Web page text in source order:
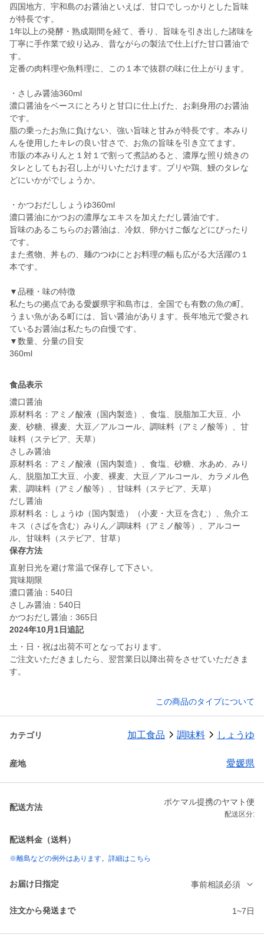
四国地方、宇和島のお醤油といえば、甘口でしっかりとした旨味
が特長です。
1年以上の発酵・熟成期間を経て、香り、旨味を引き出した諸味を
丁寧に手作業で絞り込み、昔ながらの製法で仕上げた甘口醤油で
す。
定番の肉料理や魚料理に、この１本で抜群の味に仕上がります。
・さしみ醤油360ml
濃口醤油をベースにとろりと甘口に仕上げた、お刺身用のお醤油
です。
脂の乗ったお魚に負けない、強い旨味と甘みが特長です。本みり
んを使用したキレの良い甘さで、お魚の旨味を引き立てます。
市販の本みりんと１対１で割って煮詰めると、濃厚な照り焼きの
タレとしてもお召し上がりいただけます。ブリや鶏、鰻のタレな
どにいかがでしょうか。
・かつおだししょうゆ360ml
濃口醤油にかつおの濃厚なエキスを加えただし醤油です。
旨味のあるこちらのお醤油は、冷奴、卵かけご飯などにぴったり
です。
また煮物、丼もの、麺のつゆにとお料理の幅も広がる大活躍の１
本です。
▼品種・味の特徴
私たちの拠点である愛媛県宇和島市は、全国でも有数の魚の町。
うまい魚がある町には、旨い醤油があります。長年地元で愛され
ているお醤油は私たちの自慢です。
▼数量、分量の目安
360ml
食品表示
濃口醤油
原材料名：アミノ酸液（国内製造）、食塩、脱脂加工大豆、小
麦、砂糖、裸麦、大豆／アルコール、調味料（アミノ酸等）、甘
味料（ステビア、天草）
さしみ醤油
原材料名：アミノ酸液（国内製造）、食塩、砂糖、水あめ、みり
ん、脱脂加工大豆、小麦、裸麦、大豆／アルコール、カラメル色
素、調味料（アミノ酸等）、甘味料（ステビア、天草）
だし醤油
原材料名：しょうゆ（国内製造）（小麦・大豆を含む）、魚介エ
キス（さばを含む）みりん／調味料（アミノ酸等）、アルコー
ル、甘味料（ステビア、甘草）
保存方法
直射日光を避け常温で保存して下さい。
賞味期限
濃口醤油：540日
さしみ醤油：540日
かつおだし醤油：365日
2024年10月1日追記
土・日・祝は出荷不可となっております。
ご注文いただきましたら、翌営業日以降出荷をさせていただきま
す。
この商品のタイプについて
カテゴリ 加工食品 調味料 しょうゆ
産地 愛媛県
配送方法
ポケマル提携のヤマト便
配送区分:
配送料金（送料）
※離島などの例外はあります。詳細はこちら
お届け日指定 事前相談必須
注文から発送まで 1~7日